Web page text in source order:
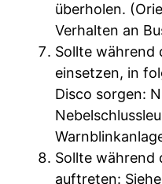
überholen.
Verhalten an
Sollte während
einsetzen, in
Disco sorgen:
Sollte während
auftreten: